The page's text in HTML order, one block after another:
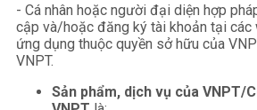
- Cá nhân hoặc người đại diện hợp
cập và/hoặc đăng ký tài khoản tại
ứng dụng thuộc quyền sở hữu của
VNPT.
Sản phẩm, dịch vụ của VNPT/